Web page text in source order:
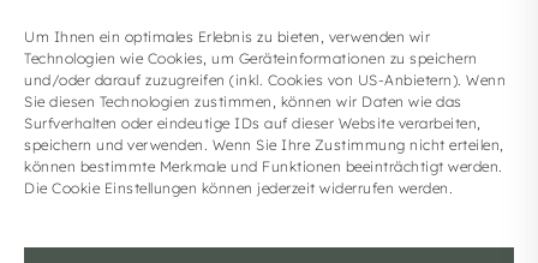
Um Ihnen ein optimales Erlebnis zu bieten, verwenden wir
Technologien wie Cookies, um Geräteinformationen zu speichern
und/oder darauf zuzugreifen (inkl. Cookies von US-Anbietern). Wenn
Sie diesen Technologien zustimmen, können wir Daten wie das
Surfverhalten oder eindeutige IDs auf dieser Website verarbeiten,
speichern und verwenden. Wenn Sie Ihre Zustimmung nicht erteilen,
können bestimmte Merkmale und Funktionen beeinträchtigt werden.
Die Cookie Einstellungen können jederzeit widerrufen werden.
BAUSTELLENUPDATE KAPRUN |
JULI
29. Juli 2025